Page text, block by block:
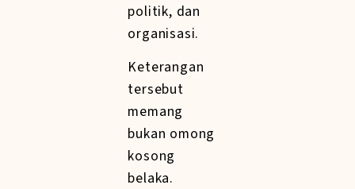
politik, dan
organisasi.
Keterangan
tersebut
memang
bukan omong
kosong
belaka.